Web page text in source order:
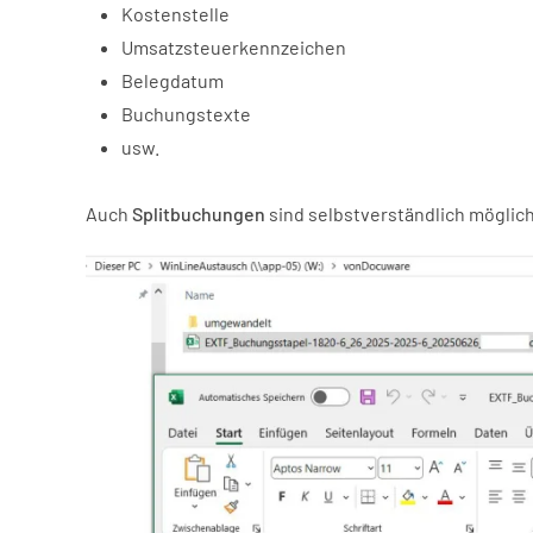
Kostenstelle
Umsatzsteuerkennzeichen
Belegdatum
Buchungstexte
usw.
Auch Splitbuchungen sind selbstverständlich